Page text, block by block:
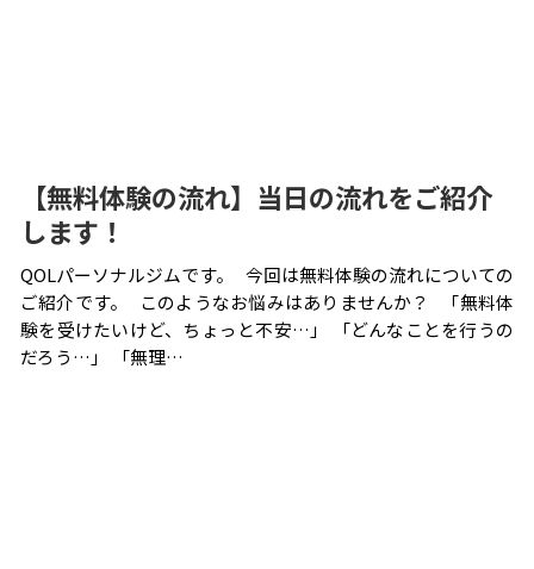
【無料体験の流れ】当日の流れをご紹介
します！
QOLパーソナルジムです。 今回は無料体験の流れについての
ご紹介です。 このようなお悩みはありませんか？ 「無料体
験を受けたいけど、ちょっと不安…」 「どんなことを行うの
だろう…」 「無理…